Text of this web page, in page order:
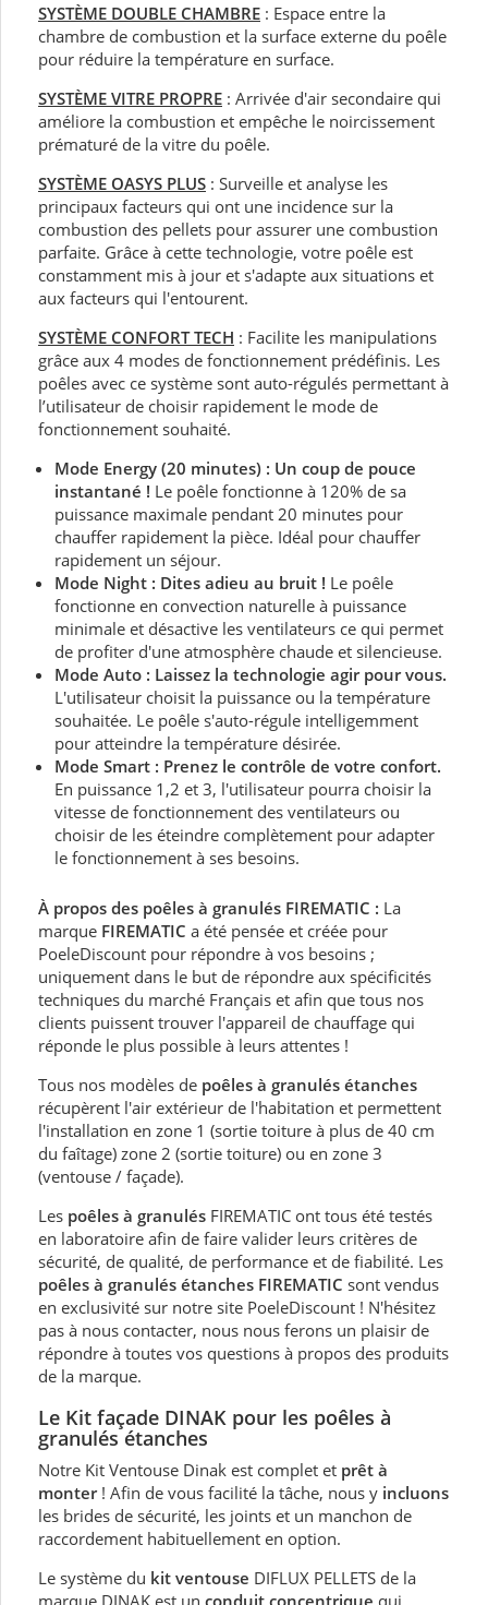
SYSTÈME DOUBLE CHAMBRE : Espace entre la
chambre de combustion et la surface externe du poêle
pour réduire la température en surface.
SYSTÈME VITRE PROPRE : Arrivée d'air secondaire qui
améliore la combustion et empêche le noircissement
prématuré de la vitre du poêle.
SYSTÈME OASYS PLUS : Surveille et analyse les
principaux facteurs qui ont une incidence sur la
combustion des pellets pour assurer une combustion
parfaite. Grâce à cette technologie, votre poêle est
constamment mis à jour et s'adapte aux situations et
aux facteurs qui l'entourent.
SYSTÈME CONFORT TECH : Facilite les manipulations
grâce aux 4 modes de fonctionnement prédéfinis. Les
poêles avec ce système sont auto-régulés permettant à
l’utilisateur de choisir rapidement le mode de
fonctionnement souhaité.
Mode Energy (20 minutes) : Un coup de pouce
instantané ! Le poêle fonctionne à 120% de sa
puissance maximale pendant 20 minutes pour
chauffer rapidement la pièce. Idéal pour chauffer
rapidement un séjour.
Mode Night : Dites adieu au bruit ! Le poêle
fonctionne en convection naturelle à puissance
minimale et désactive les ventilateurs ce qui permet
de profiter d'une atmosphère chaude et silencieuse.
Mode Auto : Laissez la technologie agir pour vous.
L'utilisateur choisit la puissance ou la température
souhaitée. Le poêle s'auto-régule intelligemment
pour atteindre la température désirée.
Mode Smart : Prenez le contrôle de votre confort.
En puissance 1,2 et 3, l'utilisateur pourra choisir la
vitesse de fonctionnement des ventilateurs ou
choisir de les éteindre complètement pour adapter
le fonctionnement à ses besoins.
À propos des poêles à granulés FIREMATIC : La
marque FIREMATIC a été pensée et créée pour
PoeleDiscount pour répondre à vos besoins ;
uniquement dans le but de répondre aux spécificités
techniques du marché Français et afin que tous nos
clients puissent trouver l'appareil de chauffage qui
réponde le plus possible à leurs attentes !
Tous nos modèles de poêles à granulés étanches
récupèrent l'air extérieur de l'habitation et permettent
l'installation en zone 1 (sortie toiture à plus de 40 cm
du faîtage) zone 2 (sortie toiture) ou en zone 3
(ventouse / façade).
Les poêles à granulés FIREMATIC ont tous été testés
en laboratoire afin de faire valider leurs critères de
sécurité, de qualité, de performance et de fiabilité. Les
poêles à granulés étanches FIREMATIC sont vendus
en exclusivité sur notre site PoeleDiscount ! N'hésitez
pas à nous contacter, nous nous ferons un plaisir de
répondre à toutes vos questions à propos des produits
de la marque.
Le Kit façade DINAK pour les poêles à
granulés étanches
Notre Kit Ventouse Dinak est complet et prêt à
monter! Afin de vous facilité la tâche, nous y incluons
les brides de sécurité, les joints et un manchon de
raccordement habituellement en option.
Le système du kit ventouse DIFLUX PELLETS de la
marque DINAK est un conduit concentrique qui